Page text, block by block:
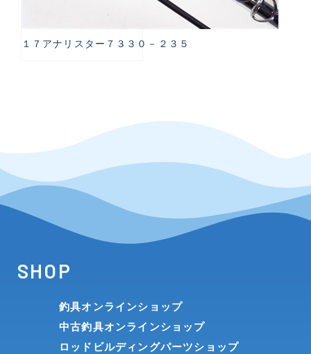
１７アナリスター７３３０－２３５
SHOP
釣具オンラインショップ
中古釣具オンラインショップ
ロッドビルディングパーツショップ